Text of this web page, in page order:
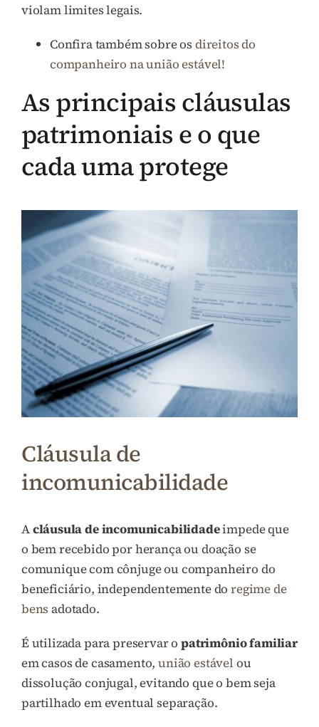
violam limites legais.
Confira também sobre os direitos do
companheiro na união estável!
As principais cláusulas
patrimoniais e o que
cada uma protege
Cláusula de
incomunicabilidade
Acláusula de incomunicabilidadeimpede que
o bem recebido por herança ou doação se
comunique com cônjuge ou companheiro do
beneficiário, independentemente doregime de
bens adotado.
É utilizada para preservar opatrimônio familiar
em casos de casamento,união estável ou
dissolução conjugal, evitando que o bem seja
partilhado em eventual separação.